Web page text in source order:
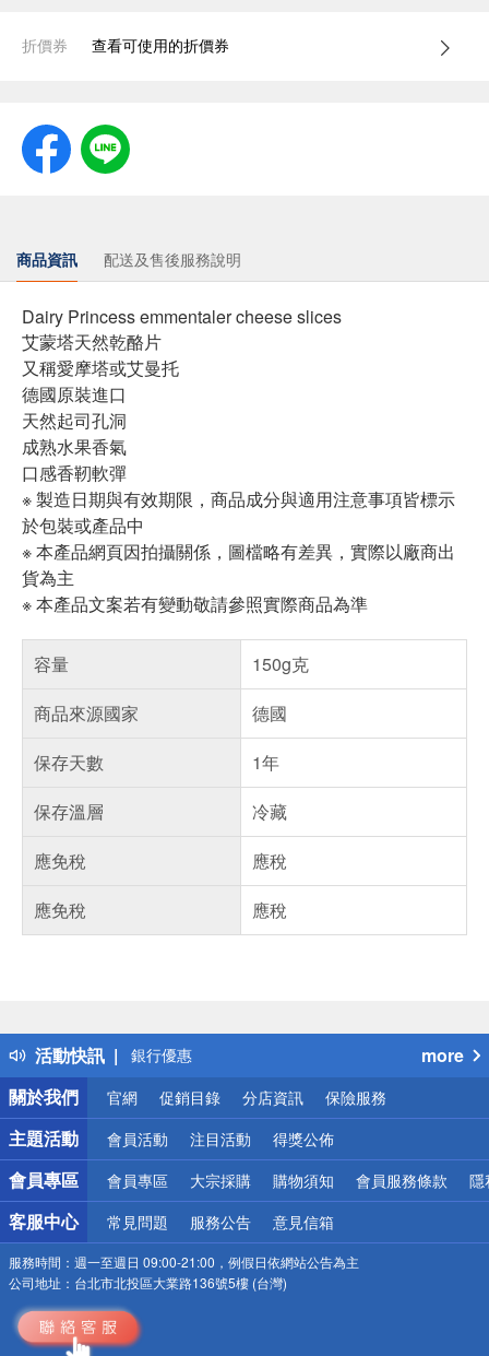
折價券 查看可使用的折價券
商品資訊 配送及售後服務說明
Dairy Princess emmentaler cheese slices
艾蒙塔天然乾酪片
又稱愛摩塔或艾曼托
德國原裝進口
天然起司孔洞
成熟水果香氣
口感香靭軟彈
※ 製造日期與有效期限，商品成分與適用注意事項皆標示
於包裝或產品中
※ 本產品網頁因拍攝關係，圖檔略有差異，實際以廠商出
貨為主
※ 本產品文案若有變動敬請參照實際商品為準
容量
150g克
商品來源國家
德國
保存天數
1年
保存溫層
冷藏
應免稅
應稅
應免稅
應稅
活動快訊
熱門話題
銀行優惠
偏遠地區配送
詐騙網頁！請小心！
more
關於我們
官網 促銷目錄 分店資訊 保險服務
主題活動 會員活動 注目活動 得獎公佈
會員專區 會員專區 大宗採購 購物須知 會員服務條款 隱
客服中心 常見問題 服務公告 意見信箱
服務時間： 週一至週日 09:00-21:00，例假日依網站公告為主
公司地址： 台北市北投區大業路136號5樓 (台灣)